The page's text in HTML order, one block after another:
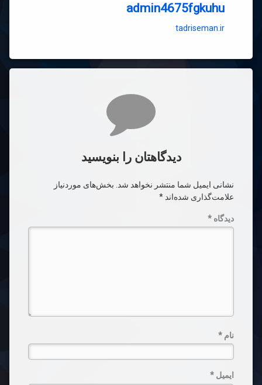
admin4675fgkuhu
tadriseman.ir
دیدگاهتان را بنویسید
نشانی ایمیل شما منتشر نخواهد شد. بخش‌های موردنیاز
علامت‌گذاری شده‌اند *
دیدگاه *
نام *
ایمیل *